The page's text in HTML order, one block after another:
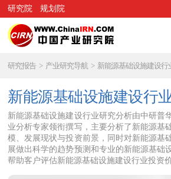
研究院 规划院
研究报告 > 产业研究导航 >
新能源基础设施建设行
新能源基础设施建设行业研究分析由中研普
业分析专家领衔撰写，主要分析了新能源基
模、发展现状与投资前景，同时对新能源基
展做出科学的趋势预测和专业的新能源基础
帮助客户评估新能源基础设施建设行业投资价